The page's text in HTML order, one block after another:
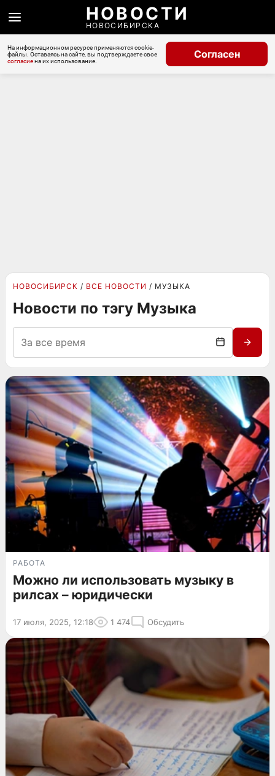
НОВОСТИ
НОВОСИБИРСКА
На информационном ресурсе применяются cookie-
файлы. Оставаясь на сайте, вы подтверждаете свое
согласиена их использование.
Согласен
НОВОСИБИРСК ВСЕ НОВОСТИ МУЗЫКА
Новости по тэгу Музыка
РАБОТА
Можно ли использовать музыку в
рилсах – юридически
17 июля, 2025, 12:18 1 474 Обсудить